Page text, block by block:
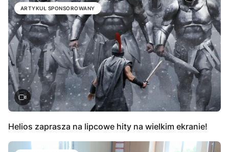
ARTYKUŁ SPONSOROWANY
Helios zaprasza na lipcowe hity na wielkim ekranie!